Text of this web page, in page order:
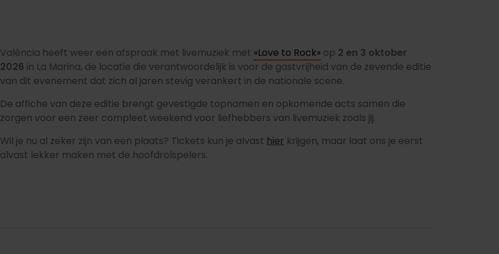
València heeft weer een afspraak met livemuziek met «Love to Rock» op 2 en 3 oktober
2026 in La Marina, de locatie die verantwoordelijk is voor de gastvrijheid van de zevende editie
van dit evenement dat zich al jaren stevig verankert in de nationale scene.
De affiche van deze editie brengt gevestigde topnamen en opkomende acts samen die
zorgen voor een zeer compleet weekend voor liefhebbers van livemuziek zoals jij.
Wil je nu al zeker zijn van een plaats? Tickets kun je alvast hier krijgen, maar laat ons je eerst
alvast lekker maken met de hoofdrolspelers.